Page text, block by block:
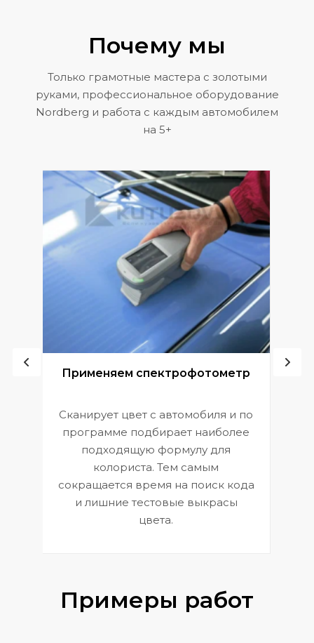
Почему мы
Только грамотные мастера с золотыми
руками, профессиональное оборудование
Nordberg и работа с каждым автомобилем
на 5+
Применяем спектрофотометр
Сканирует цвет с автомобиля и по
программе подбирает наиболее
подходящую формулу для
колориста. Тем самым
сокращается время на поиск кода
и лишние тестовые выкрасы
цвета.
Примеры работ